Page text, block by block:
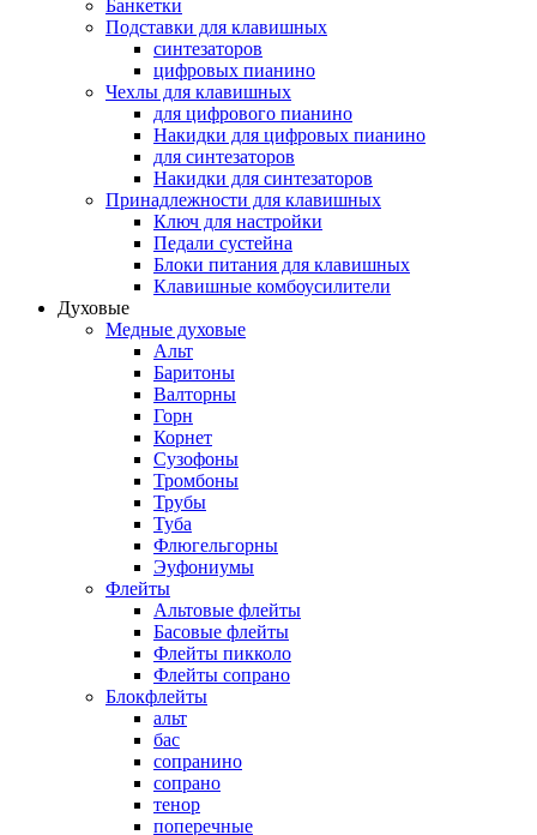
Банкетки
Подставки для клавишных
синтезаторов
цифровых пианино
Чехлы для клавишных
для цифрового пианино
Накидки для цифровых пианино
для синтезаторов
Накидки для синтезаторов
Принадлежности для клавишных
Ключ для настройки
Педали сустейна
Блоки питания для клавишных
Клавишные комбоусилители
Духовые
Медные духовые
Альт
Баритоны
Валторны
Горн
Корнет
Сузофоны
Тромбоны
Трубы
Туба
Флюгельгорны
Эуфониумы
Флейты
Альтовые флейты
Басовые флейты
Флейты пикколо
Флейты сопрано
Блокфлейты
альт
бас
сопранино
сопрано
тенор
поперечные